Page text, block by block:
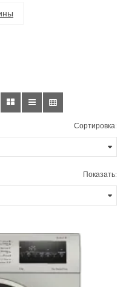
машины
А
5 кг
6,5 кг
Сортировка:
Показать: